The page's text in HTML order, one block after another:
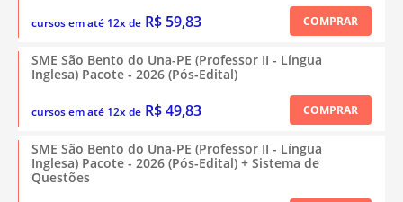
cursos em até 12x de R$ 59,83 COMPRAR
SME São Bento do Una-PE (Professor II - Língua
Inglesa) Pacote - 2026 (Pós-Edital)
cursos em até 12x de R$ 49,83 COMPRAR
SME São Bento do Una-PE (Professor II - Língua
Inglesa) Pacote - 2026 (Pós-Edital) + Sistema de
Questões